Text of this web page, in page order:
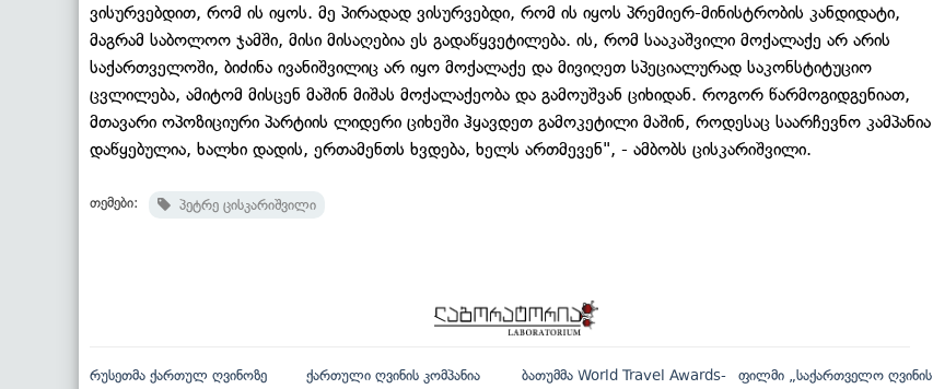
ვისურვებდით, რომ ის იყოს. მე პირადად ვისურვებდი, რომ ის იყოს პრემიერ-მინისტრობის კანდიდატი,
მაგრამ საბოლოო ჯამში, მისი მისაღებია ეს გადაწყვეტილება. ის, რომ სააკაშვილი მოქალაქე არ არის
საქართველოში, ბიძინა ივანიშვილიც არ იყო მოქალაქე და მივიღეთ სპეციალურად საკონსტიტუციო
ცვლილება, ამიტომ მისცენ მაშინ მიშას მოქალაქეობა და გამოუშვან ციხიდან. როგორ წარმოგიდგენიათ,
მთავარი ოპოზიციური პარტიის ლიდერი ციხეში ჰყავდეთ გამოკეტილი მაშინ, როდესაც საარჩევნო კამპანია
დაწყებულია, ხალხი დადის, ერთამენთს ხვდება, ხელს ართმევენ", - ამბობს ცისკარიშვილი.
თემები: პეტრე ცისკარიშვილი
რუსეთმა ქართულ ღვინოზე
ქართული ღვინის კომპანია
ბათუმმა World Travel Awards-
ფილმი „საქართველო ღვინის